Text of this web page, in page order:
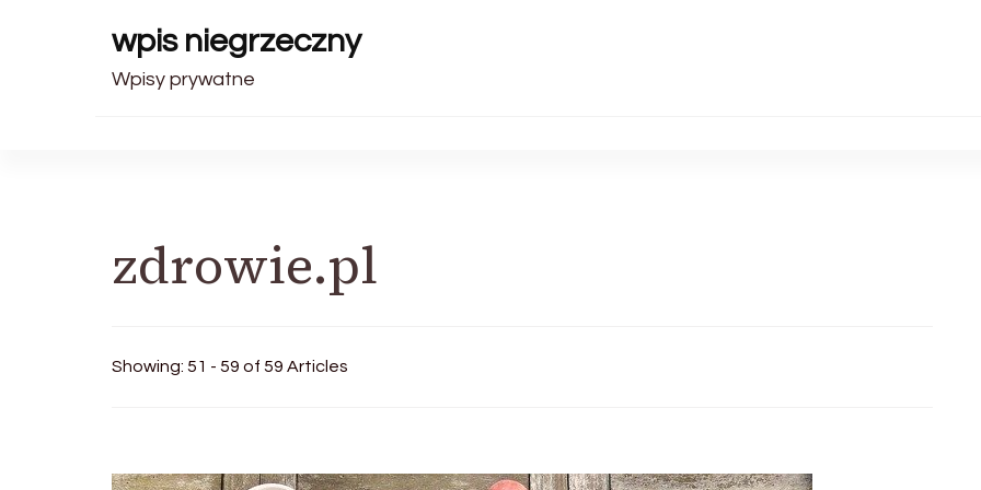
wpis niegrzeczny
Wpisy prywatne
zdrowie.pl
Showing: 51 - 59 of 59 Articles